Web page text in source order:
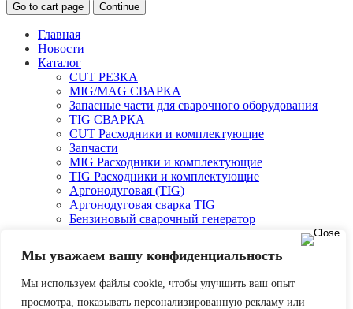
Мы уважаем вашу конфиденциальность
Мы используем файлы cookie, чтобы улучшить ваш опыт
просмотра, показывать персонализированную рекламу или
Go to cart page Continue
Главная
Новости
Каталог
CUT РЕЗКА
MIG/MAG СВАРКА
Запасные части для сварочного оборудования
TIG СВАРКА
CUT Расходники и комплектующие
Запчасти
MIG Расходники и комплектующие
TIG Расходники и комплектующие
Аргонодуговая (TIG)
Аргонодуговая сварка TIG
Бензиновый сварочный генератор
Двухпостовые и однопостовые сварочные
О компании
Партнеры
Контакты